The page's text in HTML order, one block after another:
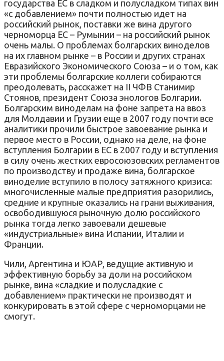
государства ЕС в сладком и полусладком типах вин
«с добавлением» почти полностью идет на
российский рынок, поставки же вина другого
черноморца ЕС – Румынии – на российский рынок
очень малы. О проблемах болгарских виноделов
на их главном рынке – в России и других странах
Евразийского Экономического Союза – и о том, как
эти проблемы болгарские коллеги собираются
преодолевать, расскажет на II ЧФВ Станимир
Стоянов, президент Союза энологов Болгарии.
Болгарским виноделам на фоне запрета на ввоз
для Молдавии и Грузии еще в 2007 году почти все
аналитики прочили быстрое завоевание рынка и
первое место в России, однако на деле, на фоне
вступления Болгарии в ЕС в 2007 году и вступления
в силу очень жестких евросоюзовских регламентов
по производству и продаже вина, болгарское
виноделие вступило в полосу затяжного кризиса:
многочисленные малые предприятия разорились,
средние и крупные оказались на грани выживания,
освободившуюся рыночную долю российского
рынка тогда легко завоевали дешевые
«индустриальные» вина Испании, Италии и
Франции.
Чили, Аргентина и ЮАР, ведущие активную и
эффективную борьбу за доли на российском
рынке, вина «сладкие и полусладкие с
добавлением» практически не производят и
конкурировать в этой сфере с черноморцами не
смогут.